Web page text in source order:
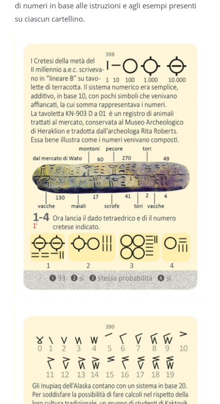
di numeri in base alle istruzioni e agli esempi presenti
su ciascun cartellino.